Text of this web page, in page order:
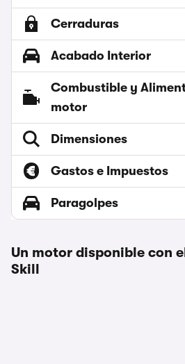
Cerraduras
Acabado Interior
Combustible y
motor
Dimensiones
Gastos e Impuestos
Paragolpes
Un motor disponible con
Skill